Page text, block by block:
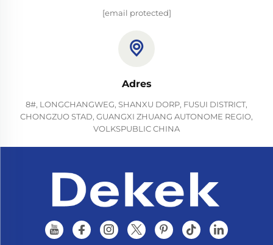
[email protected]
Adres
8#, LONGCHANGWEG, SHANXU DORP, FUSUI DISTRICT,
CHONGZUO STAD, GUANGXI ZHUANG AUTONOME REGIO,
VOLKSPUBLIC CHINA